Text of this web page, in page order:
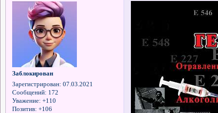
Заблокирован
Зарегистрирован: 07.03.2021
Сообщений: 172
Уважение: +110
Позитив: +106